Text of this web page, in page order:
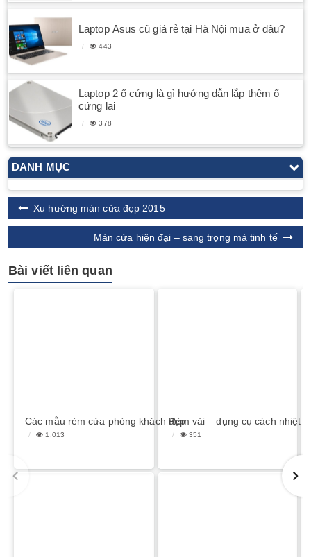
Laptop Asus cũ giá rẻ tại Hà Nội mua ở đâu?
443
Laptop 2 ổ cứng là gì hướng dẫn lắp thêm ổ
cứng lai
378
DANH MỤC
Xu hướng màn cửa đẹp 2015
Màn cửa hiện đại – sang trọng mà tinh tế
Bài viết liên quan
Các mẫu rèm cửa phòng khách đẹp
1,013
Rèm vải – dụng cụ cách nhiệt
351